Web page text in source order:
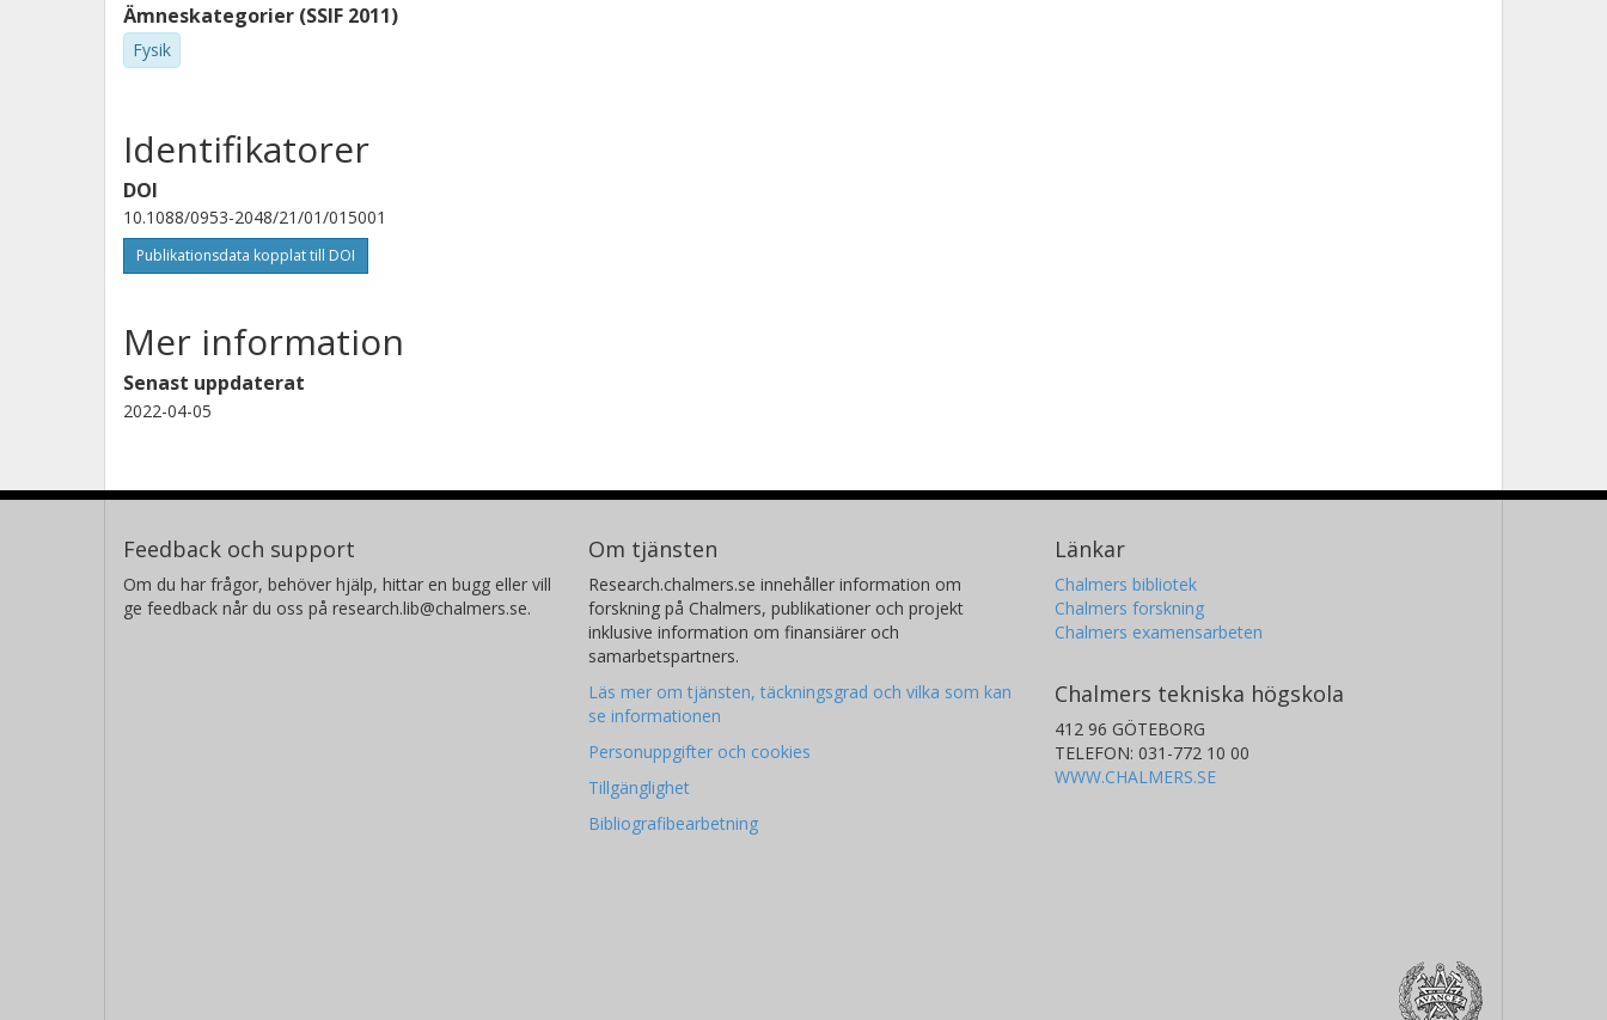
Ämneskategorier (SSIF 2011)
Fysik
Identifikatorer
DOI
10.1088/0953-2048/21/01/015001
Publikationsdata kopplat till DOI
Mer information
Senast uppdaterat
2022-04-05
Feedback och support
Om du har frågor, behöver hjälp, hittar en bugg eller vill
ge feedback når du oss på research.lib@chalmers.se.
Om tjänsten
Research.chalmers.se innehåller information om
forskning på Chalmers, publikationer och projekt
inklusive information om finansiärer och
samarbetspartners.
Läs mer om tjänsten, täckningsgrad och vilka som kan
se informationen
Personuppgifter och cookies
Tillgänglighet
Bibliografibearbetning
Länkar
Chalmers bibliotek
Chalmers forskning
Chalmers examensarbeten
Chalmers tekniska högskola
412 96 GÖTEBORG
TELEFON: 031-772 10 00
WWW.CHALMERS.SE